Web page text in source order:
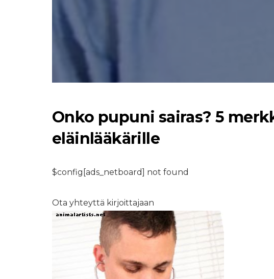
Onko pupuni sairas? 5
eläinlääkärille
$config[ads_netboard] not found
Ota yhteyttä kirjoittajaanKuinka aloittaa ja
nostaa takapihan
kanoja: Säätiön
rakentaminen
7,2026